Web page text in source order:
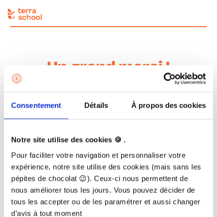
Consentement Détails À propos des cookies
Notre site utilise des cookies 🍪 .
Pour faciliter votre navigation et personnaliser votre
expérience, notre site utilise des cookies (mais sans les
pépites de chocolat 😉). Ceux-ci nous permettent de
nous améliorer tous les jours. Vous pouvez décider de
tous les accepter ou de les paramétrer et aussi changer
d’avis à tout moment
Un grand merci !
✅ Ton inscription est validée pour notre formation Le
Potager Malin & Vivant !
Tu as reçu un email de confirmation avec toutes les
Bienvenue dans la communauté joyeuse Terra School ☀️.
🎁Tu as offert cette formation comme cadeau ?
Quelle bonne idée !
1. Voicile bon cadeau à télécharger et à personnaliser
2. Envoie-nous le prénom, nom & email de la personne qui